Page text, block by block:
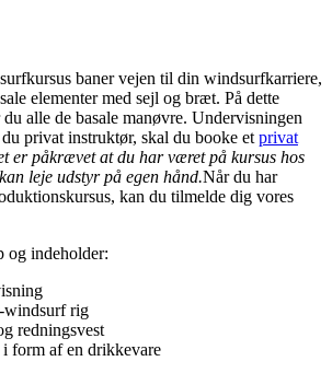
baner vejen til din windsurfkarriere,
elementer med sejl og bræt. På dette
alle de basale manøvre. Undervisningen
privat instruktør, skal du booke et privat
er påkrævet at du har været på kursus hos
leje udstyr på egen hånd.Når du har
kan du tilmelde dig vores
og indeholder:
windsurf rig
redningsvest
form af en drikkevare